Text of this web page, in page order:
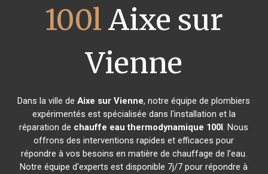
100l Aixe sur
Vienne
Dans la ville deAixe sur Vienne, notre équipe de plombiers
expérimentés est spécialisée dans l'installation et la
réparation de chauffe eau thermodynamique 100l. Nous
offrons des interventions rapides et efficaces pour
répondre à vos besoins en matière de chauffage de l'eau.
Notre équipe d'experts est disponible 7j/7 pour répondre à